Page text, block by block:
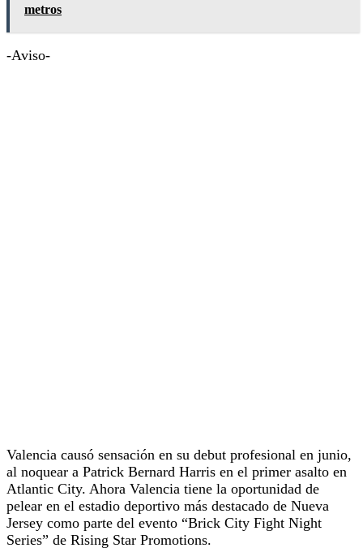
metros
-Aviso-
Valencia causó sensación en su debut profesional en junio,
al noquear a Patrick Bernard Harris en el primer asalto en
Atlantic City. Ahora Valencia tiene la oportunidad de
pelear en el estadio deportivo más destacado de Nueva
Jersey como parte del evento “Brick City Fight Night
Series” de Rising Star Promotions.